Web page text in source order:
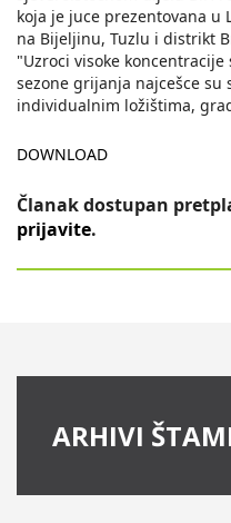
koja je juce prezentovana u
na Bijeljinu, Tuzlu i distrikt
"Uzroci visoke
sezone grijanja najcešce
individualnim ložištima,
DOWNLOAD
Članak dostupan
prijavite.
ARHIVI